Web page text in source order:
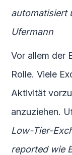
automatisiert
Ufermann
Vor allem der
Rolle. Viele
Aktivität
anzuziehen.
Low-Tier-
reported wie